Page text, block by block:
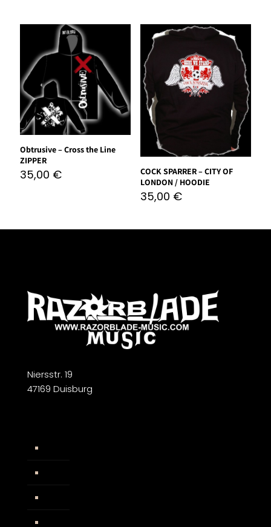
Obtrusive – Cross the Line
ZIPPER
35,00 €
COCK SPARRER – CITY OF
LONDON / HOODIE
35,00 €
Niersstr. 19
47169 Duisburg